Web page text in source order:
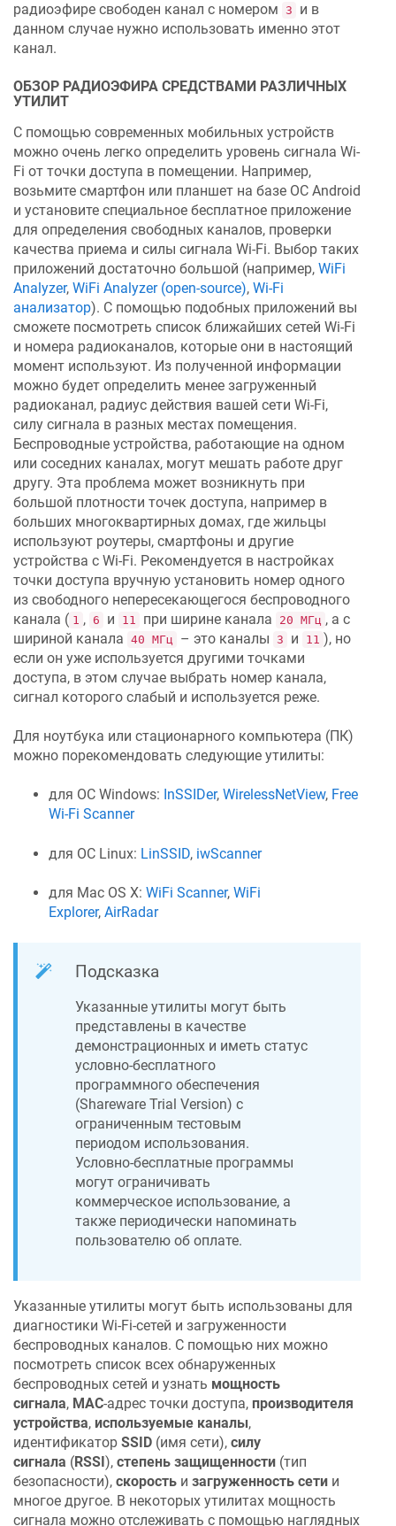
радиоэфире свободен канал с номером 3
и в
данном случае нужно использовать именно этот
канал.
ОБЗОР РАДИОЭФИРА СРЕДСТВАМИ РАЗЛИЧНЫХ
УТИЛИТ
C помощью современных мобильных устройств
можно очень легко определить уровень сигнала Wi-
Fi от точки доступа в помещении. Например,
возьмите смартфон или планшет на базе ОС Android
и установите специальное бесплатное приложение
для определения свободных каналов, проверки
качества приема и силы сигнала Wi-Fi. Выбор таких
приложений достаточно большой (например, WiFi
Analyzer, WiFi Analyzer (open-source), Wi-Fi
анализатор). С помощью подобных приложений вы
сможете посмотреть список ближайших сетей Wi-Fi
и номера радиоканалов, которые они в настоящий
момент используют. Из полученной информации
можно будет определить менее загруженный
радиоканал, радиус действия вашей сети Wi-Fi,
силу сигнала в разных местах помещения.
Беспроводные устройства, работающие на одном
или соседних каналах, могут мешать работе друг
другу. Эта проблема может возникнуть при
большой плотности точек доступа, например в
больших многоквартирных домах, где жильцы
используют роутеры, смартфоны и другие
устройства с Wi-Fi. Рекомендуется в настройках
точки доступа вручную установить номер одного
из свободного непересекающегося беспроводного
канала ( 1 , 6 и 11 при ширине канала 20 МГц , а с
шириной канала 40 МГц – это каналы 3 и 11 ), но
если он уже используется другими точками
доступа, в этом случае выбрать номер канала,
сигнал которого слабый и используется реже.
Для ноутбука или стационарного компьютера (ПК)
можно порекомендовать следующие утилиты:
для ОС Windows: InSSIDer, WirelessNetView, Free
Wi-Fi Scanner
для ОС Linux: LinSSID, iwScanner
для Mac OS X: WiFi Scanner, WiFi
Explorer, AirRadar
Подсказка
Указанные утилиты могут быть
представлены в качестве
демонстрационных и иметь статус
условно-бесплатного
программного обеспечения
(Shareware Trial Version) c
ограниченным тестовым
периодом использования.
Условно-бесплатные программы
могут ограничивать
коммерческое использование, а
также периодически напоминать
пользователю об оплате.
Указанные утилиты могут быть использованы для
диагностики Wi-Fi-сетей и загруженности
беспроводных каналов. С помощью них можно
посмотреть список всех обнаруженных
беспроводных сетей и узнать мощность
сигнала, MAC-адрес точки доступа, производителя
устройства, используемые каналы,
идентификатор SSID (имя сети), силу
сигнала (RSSI), степень защищенности (тип
безопасности), скорость и загруженность сети и
многое другое. В некоторых утилитах мощность
сигнала можно отслеживать с помощью наглядных